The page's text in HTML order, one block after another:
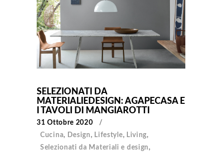
SELEZIONATI DA
MATERIALIEDESIGN: AGAPECASA E
I TAVOLI DI MANGIAROTTI
31 Ottobre 2020
Cucina, Design, Lifestyle, Living,
Selezionati da Materiali e design,